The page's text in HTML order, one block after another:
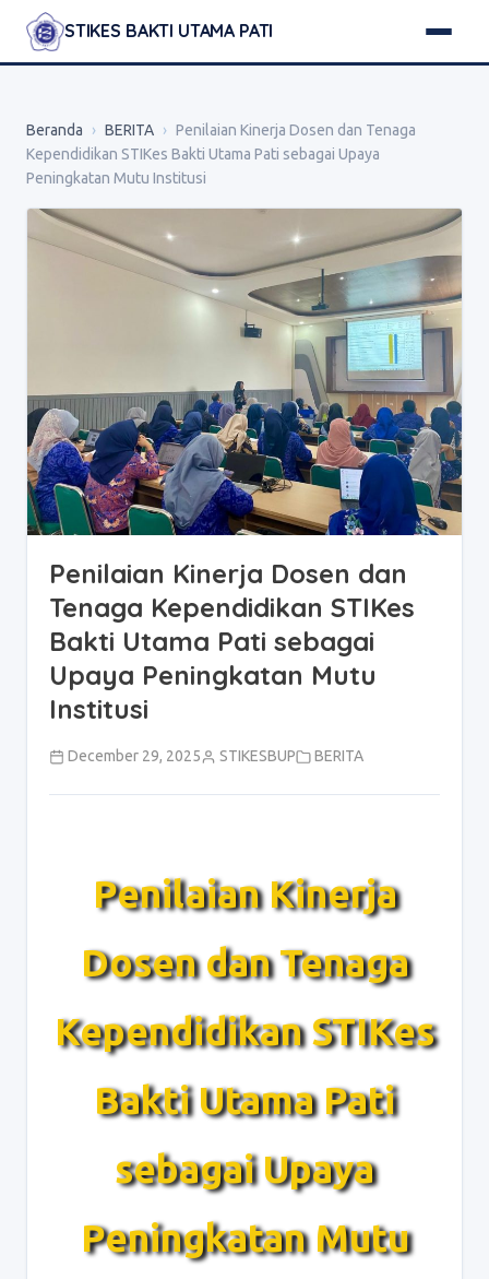
STIKES BAKTI UTAMA PATI
Beranda › BERITA › Penilaian Kinerja Dosen dan Tenaga
Kependidikan STIKes Bakti Utama Pati sebagai Upaya
Peningkatan Mutu Institusi
Penilaian Kinerja Dosen dan
Tenaga Kependidikan STIKes
Bakti Utama Pati sebagai
Upaya Peningkatan Mutu
Institusi
December 29, 2025 STIKESBUP BERITA
Penilaian Kinerja
Dosen dan Tenaga
Kependidikan STIKes
Bakti Utama Pati
sebagai Upaya
Peningkatan Mutu